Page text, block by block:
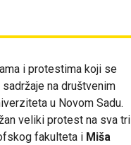
i protestima koji se
na društvenim
u Novom Sadu.
veliki protest na sva tri
fakulteta i Miša